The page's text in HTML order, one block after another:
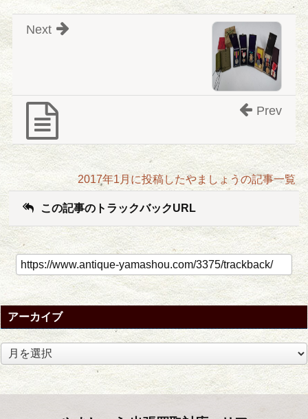
Next
Prev
2017年1月に投稿したやましょうの記事一覧
この記事のトラックバックURL
アーカイブ
ア
ー
カ
イ